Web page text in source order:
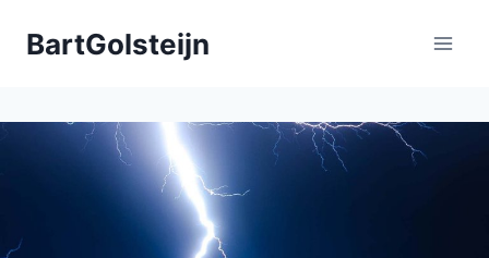
naarBartGolsteijn